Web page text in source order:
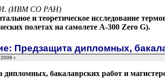
(ИВМ СО РАН)
и теоретическое исследование
полетах на самолете А-300 Zero G).
Предзащита дипломных,
г.
дипломных, бакалаврских работ и